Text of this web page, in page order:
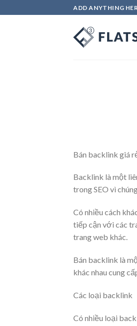
to
ADD ANYTHING
Bán backlink giá
Backlink là một
trong SEO vì
Có nhiều cách
tiếp cận với các
trang web khác.
Bán backlink là
khác nhau cung
Các loại backlink
Có nhiều loại